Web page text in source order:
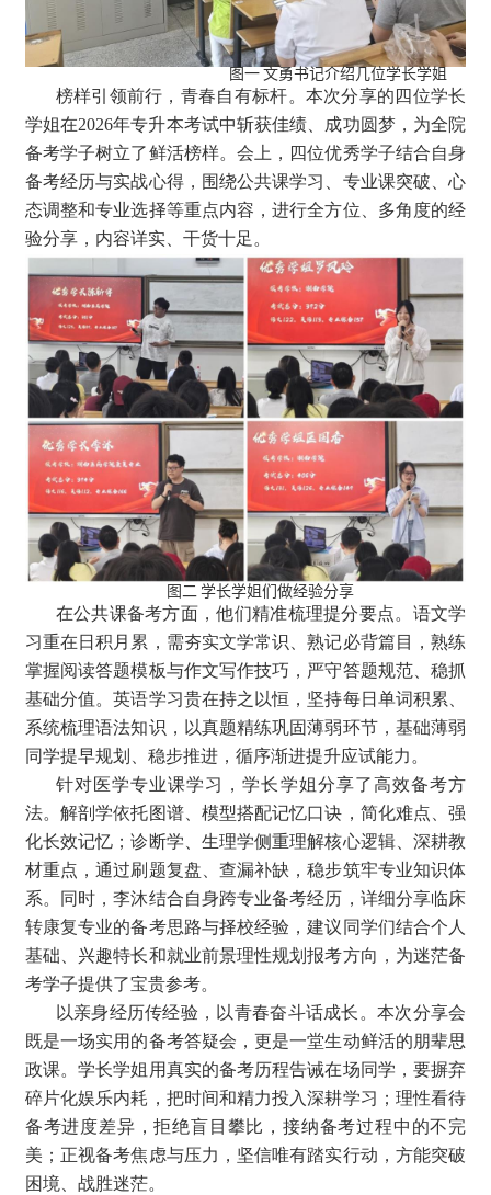
图一 文勇书记介绍几位学长学姐
榜样引领前行，青春自有标杆。本次分享的四位学长
学姐在2026年专升本考试中斩获佳绩、成功圆梦，为全院
备考学子树立了鲜活榜样。会上，四位优秀学子结合自身
备考经历与实战心得，围绕公共课学习、专业课突破、心
态调整和专业选择等重点内容，进行全方位、多角度的经
验分享，内容详实、干货十足。
图二 学长学姐们做经验分享
在公共课备考方面，他们精准梳理提分要点。语文学
习重在日积月累，需夯实文学常识、熟记必背篇目，熟练
掌握阅读答题模板与作文写作技巧，严守答题规范、稳抓
基础分值。英语学习贵在持之以恒，坚持每日单词积累、
系统梳理语法知识，以真题精练巩固薄弱环节，基础薄弱
同学提早规划、稳步推进，循序渐进提升应试能力。
针对医学专业课学习，学长学姐分享了高效备考方
法。解剖学依托图谱、模型搭配记忆口诀，简化难点、强
化长效记忆；诊断学、生理学侧重理解核心逻辑、深耕教
材重点，通过刷题复盘、查漏补缺，稳步筑牢专业知识体
系。同时，李沐结合自身跨专业备考经历，详细分享临床
转康复专业的备考思路与择校经验，建议同学们结合个人
基础、兴趣特长和就业前景理性规划报考方向，为迷茫备
考学子提供了宝贵参考。
以亲身经历传经验，以青春奋斗话成长。本次分享会
既是一场实用的备考答疑会，更是一堂生动鲜活的朋辈思
政课。学长学姐用真实的备考历程告诫在场同学，要摒弃
碎片化娱乐内耗，把时间和精力投入深耕学习；理性看待
备考进度差异，拒绝盲目攀比，接纳备考过程中的不完
美；正视备考焦虑与压力，坚信唯有踏实行动，方能突破
困境、战胜迷茫。